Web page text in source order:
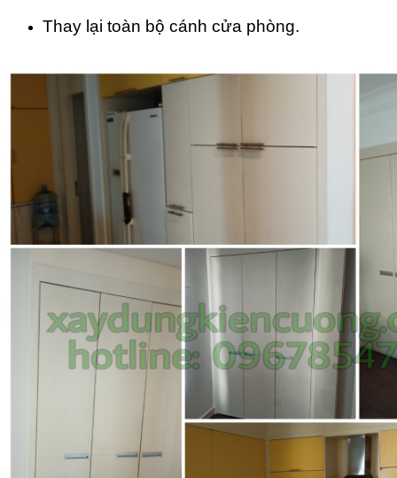
Thay lại toàn bộ cánh cửa phòng.